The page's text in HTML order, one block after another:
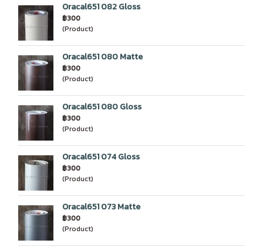
Oracal651 082 Gloss
฿300
(Product)
Oracal651 080 Matte
฿300
(Product)
Oracal651 080 Gloss
฿300
(Product)
Oracal651 074 Gloss
฿300
(Product)
Oracal651 073 Matte
฿300
(Product)